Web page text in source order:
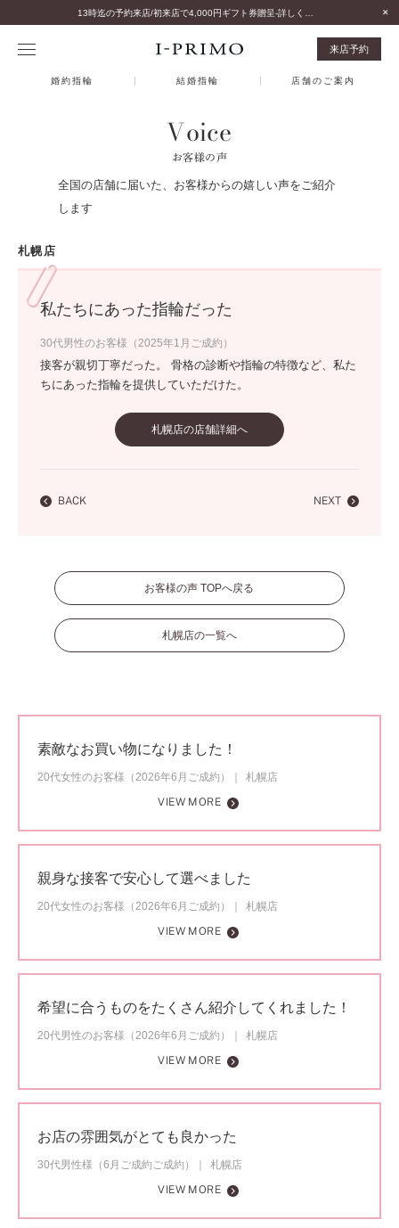
来店予約
婚約指輪 結婚指輪 店舗のご案内
Voice
お客様の声
全国の店舗に届いた、お客様からの嬉しい声をご紹介
します
札幌店
私たちにあった指輪だった
30代男性のお客様（2025年1月ご成約）
接客が親切丁寧だった。 骨格の診断や指輪の特徴など、私た
ちにあった指輪を提供していただけた。
札幌店の店舗詳細へ
BACK NEXT
お客様の声 TOPへ戻る
札幌店の一覧へ
素敵なお買い物になりました！
20代女性のお客様（2026年6月ご成約）
札幌店
VIEW MORE
親身な接客で安心して選べました
20代女性のお客様（2026年6月ご成約）
札幌店
VIEW MORE
希望に合うものをたくさん紹介してくれました！
20代男性のお客様（2026年6月ご成約）
札幌店
VIEW MORE
お店の雰囲気がとても良かった
30代男性様（6月ご成約ご成約）
札幌店
VIEW MORE